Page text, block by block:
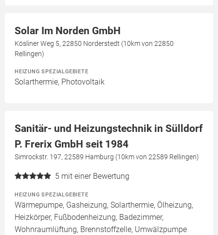
Solar Im Norden GmbH
Kösliner Weg 5, 22850 Norderstedt (10km von 22850
Rellingen)
HEIZUNG SPEZIALGEBIETE
Solarthermie, Photovoltaik
Sanitär- und Heizungstechnik in Sülldorf
P. Frerix GmbH seit 1984
Simrockstr. 197, 22589 Hamburg (10km von 22589 Rellingen)
5 mit einer Bewertung
HEIZUNG SPEZIALGEBIETE
Wärmepumpe, Gasheizung, Solarthermie, Ölheizung,
Heizkörper, Fußbodenheizung, Badezimmer,
Wohnraumlüftung, Brennstoffzelle, Umwälzpumpe